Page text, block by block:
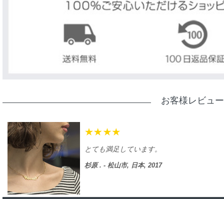
お客様レビュー
出産祝いとして赤ちゃんとお母さんにあげ
林 . - 福岡市, 日本, 2017